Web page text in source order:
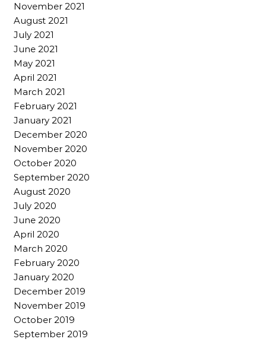
November 2021
August 2021
July 2021
June 2021
May 2021
April 2021
March 2021
February 2021
January 2021
December 2020
November 2020
October 2020
September 2020
August 2020
July 2020
June 2020
April 2020
March 2020
February 2020
January 2020
December 2019
November 2019
October 2019
September 2019